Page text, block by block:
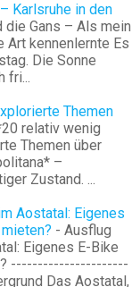
Karlsruhe in den
die Gans – Als mein
Art kennenlernte Es
Die Sonne
fri...
Themen
relativ wenig
Themen über
–
Zustand. ...
Aostatal: Eigenes
- Ausflug
Eigenes E-Bike
----------------------
Das Aostatal,